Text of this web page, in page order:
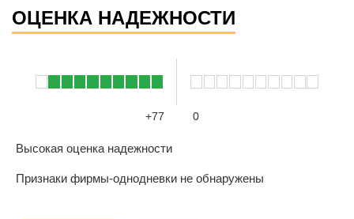
ОЦЕНКА НАДЕЖНОСТИ
+77 0
Высокая оценка надежности
Признаки фирмы-однодневки не обнаружены